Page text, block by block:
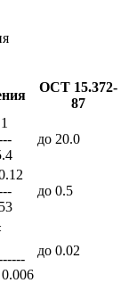
ОСТ 15.372-
87
до 20.0
до 0.5
до 0.02